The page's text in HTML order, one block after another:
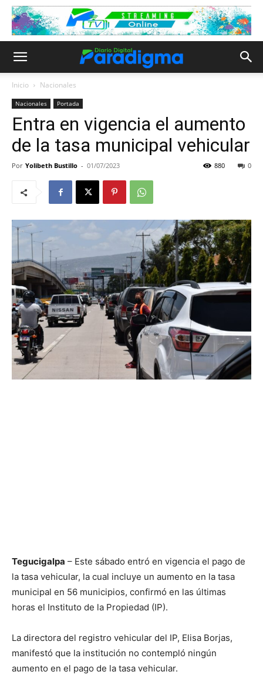
Inicio Nacionales
Nacionales Portada
Entra en vigencia el aumento
de la tasa municipal vehicular
Por Yolibeth Bustillo - 01/07/2023 0
880
Tegucigalpa – Este sábado entró en vigencia el pago de
la tasa vehicular, la cual incluye un aumento en la tasa
municipal en 56 municipios, confirmó en las últimas
horas el Instituto de la Propiedad (IP).
La directora del registro vehicular del IP, Elisa Borjas,
manifestó que la institución no contempló ningún
aumento en el pago de la tasa vehicular.